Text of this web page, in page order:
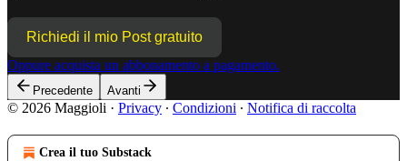
Richiedi il mio Post gratuito
Oppure acquista un abbonamento a pagamento.
Precedente Avanti
© 2026 Maggioli · Privacy ∙ Condizioni ∙ Notifica di raccolta
Crea il tuo Substack